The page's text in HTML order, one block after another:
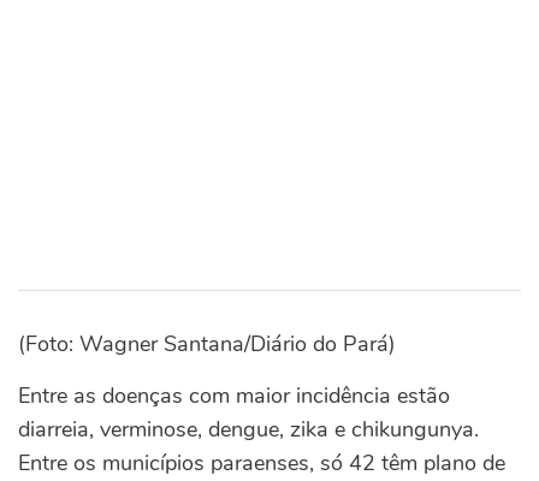
(Foto: Wagner Santana/Diário do Pará)
Entre as doenças com maior incidência estão
diarreia, verminose, dengue, zika e chikungunya.
Entre os municípios paraenses, só 42 têm plano de